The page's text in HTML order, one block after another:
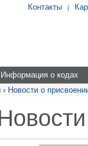
Контакты |
Информация о кодах
› Новости о